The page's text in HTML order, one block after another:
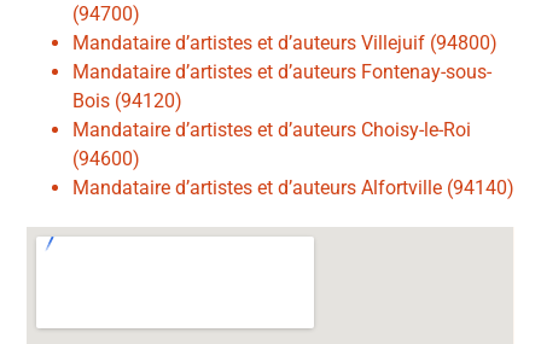
(94700)
Mandataire d’artistes et d’auteurs Villejuif (94800)
Mandataire d’artistes et d’auteurs Fontenay-sous-
Bois (94120)
Mandataire d’artistes et d’auteurs Choisy-le-Roi
(94600)
Mandataire d’artistes et d’auteurs Alfortville (94140)